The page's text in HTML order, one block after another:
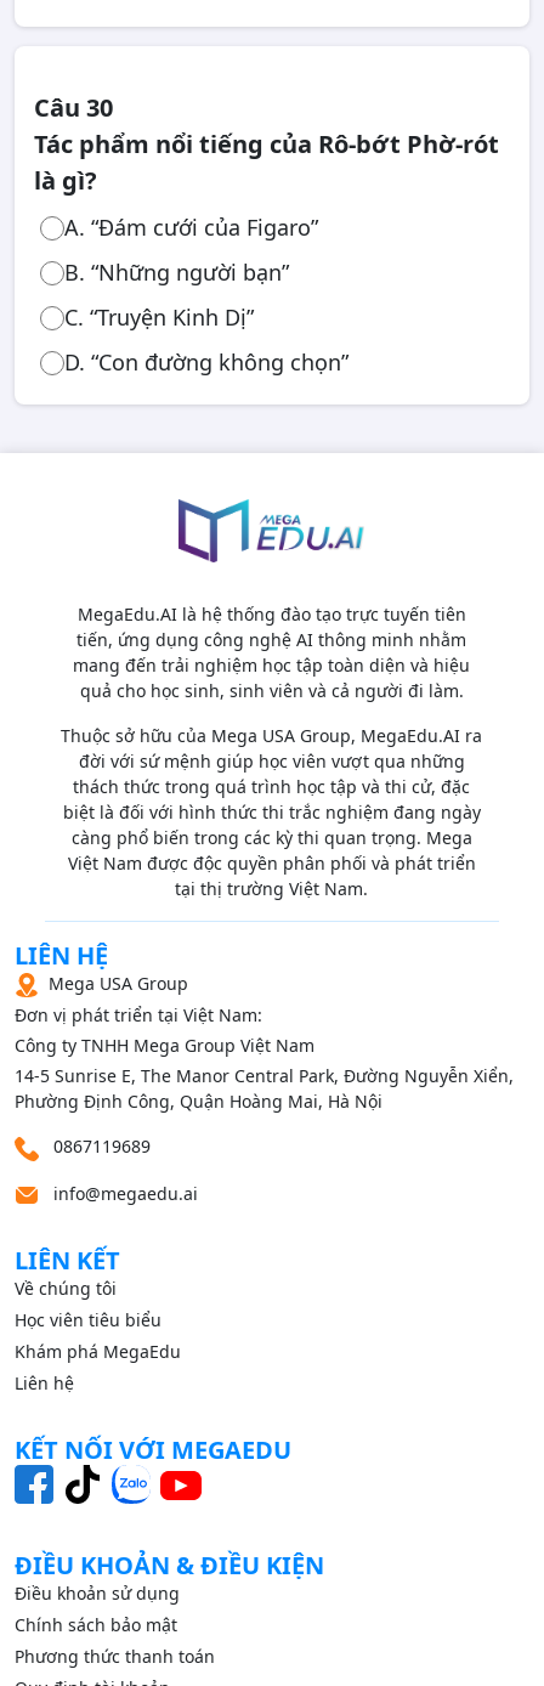
Câu 30
Tác phẩm nổi tiếng của Rô-bớt Phờ-rót
là gì?
A. “Đám cưới của Figaro”
B. “Những người bạn”
C. “Truyện Kinh Dị”
D. “Con đường không chọn”
MegaEdu.AI là hệ thống đào tạo trực tuyến tiên
tiến, ứng dụng công nghệ AI thông minh nhằm
mang đến trải nghiệm học tập toàn diện và hiệu
quả cho học sinh, sinh viên và cả người đi làm.
Thuộc sở hữu của Mega USA Group, MegaEdu.AI ra
đời với sứ mệnh giúp học viên vượt qua những
thách thức trong quá trình học tập và thi cử, đặc
biệt là đối với hình thức thi trắc nghiệm đang ngày
càng phổ biến trong các kỳ thi quan trọng. Mega
Việt Nam được độc quyền phân phối và phát triển
tại thị trường Việt Nam.
LIÊN HỆ
Mega USA Group
Đơn vị phát triển tại Việt Nam:
Công ty TNHH Mega Group Việt Nam
14‑5 Sunrise E, The Manor Central Park, Đường Nguyễn Xiển,
Phường Định Công, Quận Hoàng Mai, Hà Nội
0867119689
info@megaedu.ai
LIÊN KẾT
Về chúng tôi
Học viên tiêu biểu
Khám phá MegaEdu
Liên hệ
KẾT NỐI VỚI MEGAEDU
ĐIỀU KHOẢN & ĐIỀU KIỆN
Điều khoản sử dụng
Chính sách bảo mật
Phương thức thanh toán